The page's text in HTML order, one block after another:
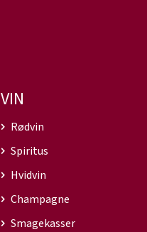
VIN
Rødvin
Spiritus
Hvidvin
Champagne
Smagekasser